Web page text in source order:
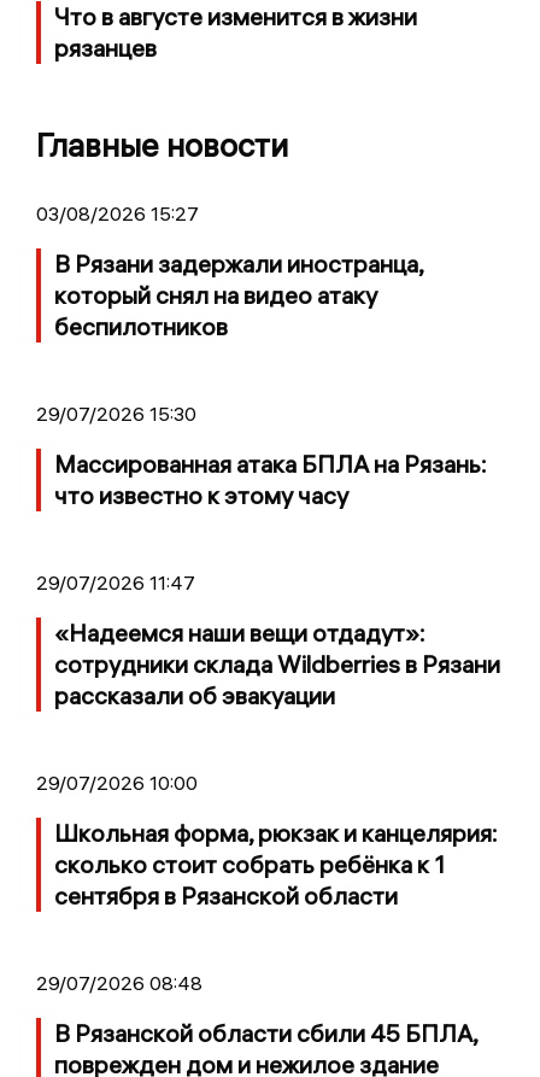
Что в августе изменится в жизни
рязанцев
Главные новости
03/08/2026 15:27
В Рязани задержали иностранца,
который снял на видео атаку
беспилотников
29/07/2026 15:30
Массированная атака БПЛА на Рязань:
что известно к этому часу
29/07/2026 11:47
«Надеемся наши вещи отдадут»:
сотрудники склада Wildberries в Рязани
рассказали об эвакуации
29/07/2026 10:00
Школьная форма, рюкзак и канцелярия:
сколько стоит собрать ребёнка к 1
сентября в Рязанской области
29/07/2026 08:48
В Рязанской области сбили 45 БПЛА,
поврежден дом и нежилое здание